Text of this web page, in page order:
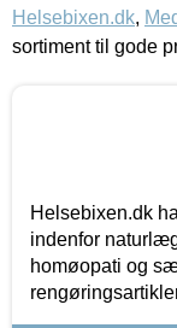
Helsebixen.dk,
sortiment til gode
Helsebixen.dk
indenfor
homøopati og